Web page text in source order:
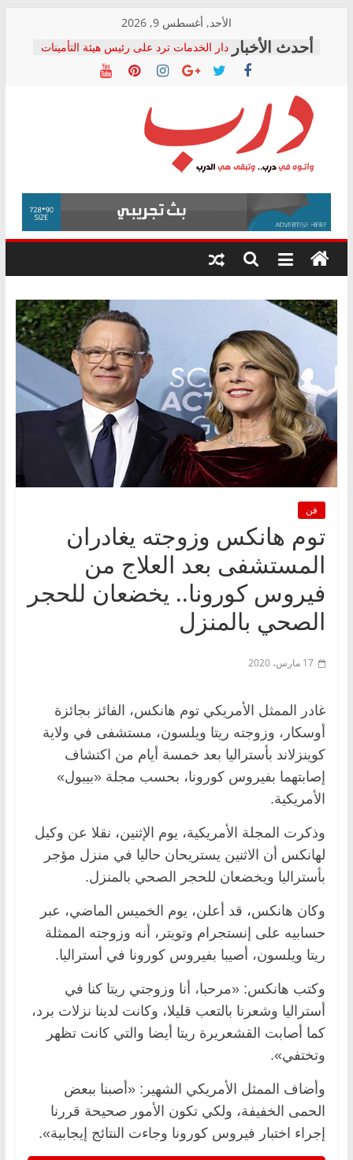
content
الأحد, أغسطس 9, 2026
دار الخدمات ترد على رئيس هيئة التأمينات
بعد مؤتمره الصحفي: إنكار الأزمة لا ينهي
معاناة أصحاب المعاشات.. ونطالب بكشف
فرحات سليمان يكتب: القطاع الصحي إلى
أين؟
حزب التحالف الشعبي يطلق لجنة “الحق
في الصحة” بالإسكندرية لرصد الانتهاكات
ودعم المرضى
الوزاري لمدينة الصحفيين.. وانتهاء أعمال
إنشاء المبنى الإداري
المجلس القومي لحقوق الإنسان يعلن
متابعة قضية الدكتور محمد زهران.. ويؤكد:
قرينة البراءة وضمانات المحاكمة العادلة
درب
وأتوه
درب..
وتبقى
هي
فن
توم هانكس وزوجته يغادران
المستشفى بعد العلاج من
فيروس كورونا.. يخضعان للحجر
الصحي بالمنزل
17 مارس، 2020
غادر الممثل الأمريكي توم هانكس، الفائز بجائزة
أوسكار، وزوجته ريتا ويلسون، مستشفى في ولاية
كوينزلاند بأستراليا بعد خمسة أيام من اكتشاف
إصابتهما بفيروس كورونا، بحسب مجلة «بيبول»
الأمريكية.
وذكرت المجلة الأمريكية، يوم الإثنين، نقلا عن وكيل
لهانكس أن الاثنين يستريحان حاليا في منزل مؤجر
بأستراليا ويخضعان للحجر الصحي بالمنزل.
وكان هانكس، قد أعلن، يوم الخميس الماضي، عبر
حسابيه على إنستجرام وتويتر، أنه وزوجته الممثلة
ريتا ويلسون، أصيبا بفيروس كورونا في أستراليا.
وكتب هانكس: «مرحبا، أنا وزوجتي ريتا كنا في
أستراليا وشعرنا بالتعب قليلا، وكانت لدينا نزلات برد،
كما أصابت القشعريرة ريتا أيضا والتي كانت تظهر
وتختفي».
وأضاف الممثل الأمريكي الشهير: «أصبنا ببعض
الحمى الخفيفة، ولكي تكون الأمور صحيحة قررنا
إجراء اختبار فيروس كورونا وجاءت النتائج إيجابية».